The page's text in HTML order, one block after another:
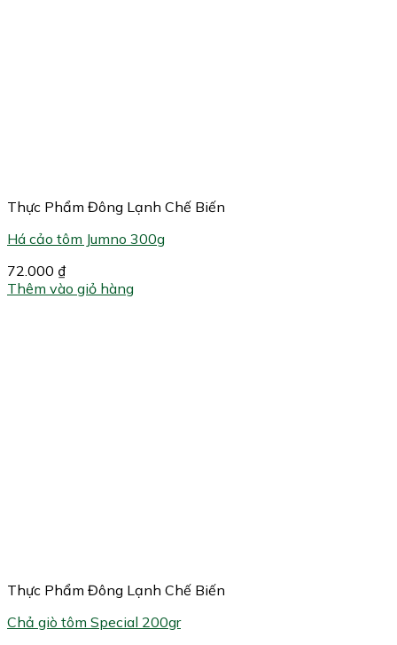
Thực Phẩm Đông Lạnh Chế Biến
Há cảo tôm Jumno 300g
72.000 ₫
Thêm vào giỏ hàng
Thực Phẩm Đông Lạnh Chế Biến
Chả giò tôm Special 200gr